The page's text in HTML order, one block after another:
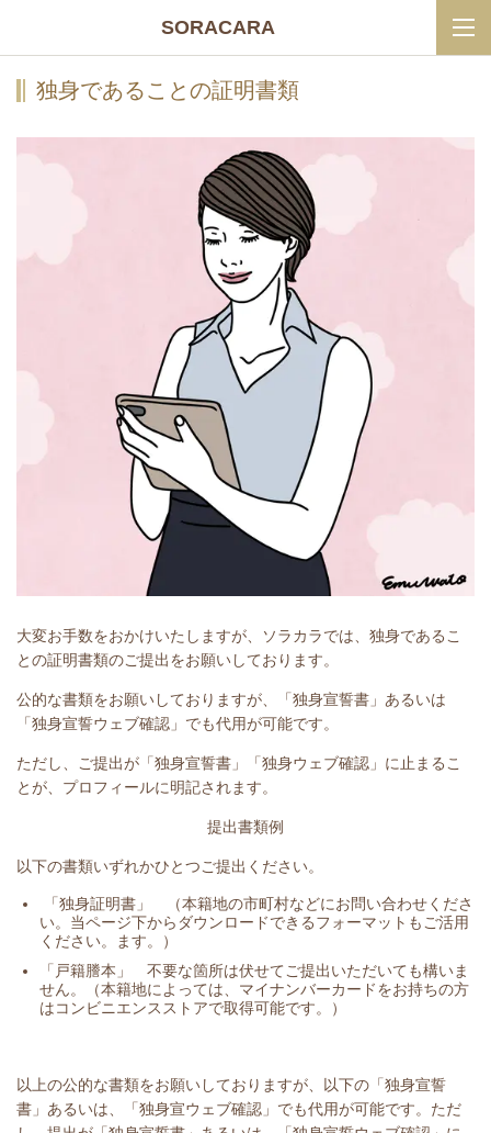
SORACARA
独身であることの証明書類
大変お手数をおかけいたしますが、ソラカラでは、独身であるこ
との証明書類のご提出をお願いしております。
公的な書類をお願いしておりますが、「独身宣誓書」あるいは
「独身宣誓ウェブ確認」でも代用が可能です。
ただし、ご提出が「独身宣誓書」「独身ウェブ確認」に止まるこ
とが、プロフィールに明記されます。
提出書類例
以下の書類いずれかひとつご提出ください。
「独身証明書」 （本籍地の市町村などにお問い合わせくださ
い。当ページ下からダウンロードできるフォーマットもご活用
ください。ます。）
「戸籍謄本」 不要な箇所は伏せてご提出いただいても構いま
せん。（本籍地によっては、マイナンバーカードをお持ちの方
はコンビニエンスストアで取得可能です。）
以上の公的な書類をお願いしておりますが、以下の「独身宣誓
書」あるいは、「独身宣ウェブ確認」でも代用が可能です。ただ